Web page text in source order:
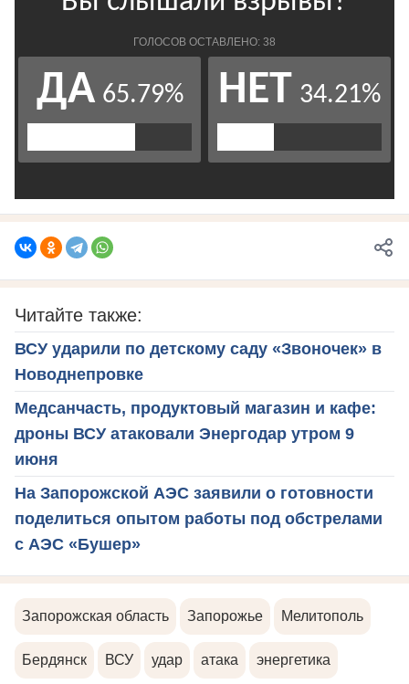
Читайте также:
ВСУ ударили по детскому саду «Звоночек» в
Новоднепровке
Медсанчасть, продуктовый магазин и кафе:
дроны ВСУ атаковали Энергодар утром 9
июня
На Запорожской АЭС заявили о готовности
поделиться опытом работы под обстрелами
с АЭС «Бушер»
Запорожская область Запорожье Мелитополь
Бердянск ВСУ удар атака энергетика